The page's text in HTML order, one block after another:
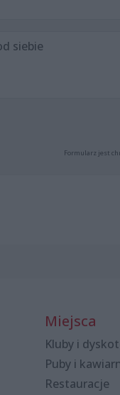
Formularz jest
Miejsca
Kluby i
Puby i
Restauracje